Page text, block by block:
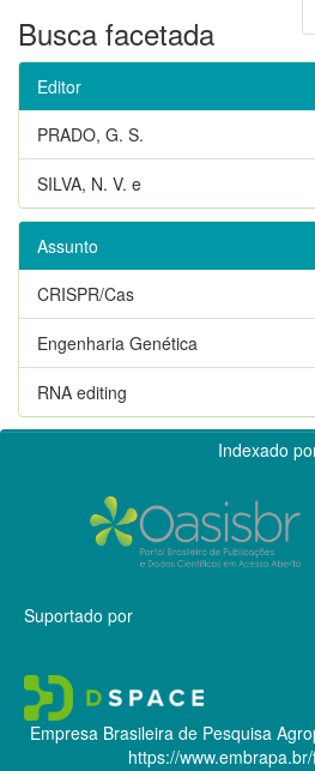
Busca facetada
Editor
PRADO, G. S.
SILVA, N. V. e
Assunto
CRISPR/Cas
Engenharia Genética
RNA editing
Indexado
Suportado por
Empresa Brasileira de Pesquisa
https://